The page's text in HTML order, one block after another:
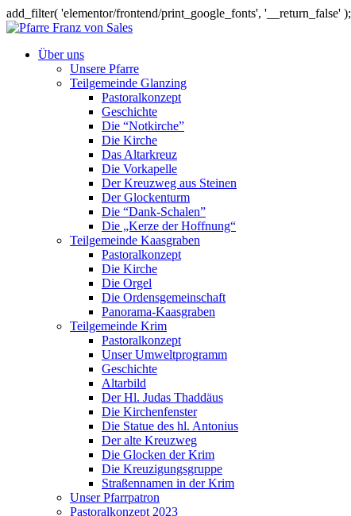
add_filter( 'elementor/frontend/print_google_fonts', '__return_false' );
Über uns
Unsere Pfarre
Teilgemeinde Glanzing
Pastoralkonzept
Geschichte
Die “Notkirche”
Die Kirche
Das Altarkreuz
Die Vorkapelle
Der Kreuzweg aus Steinen
Der Glockenturm
Die “Dank-Schalen”
Die „Kerze der Hoffnung“
Teilgemeinde Kaasgraben
Pastoralkonzept
Die Kirche
Die Orgel
Die Ordensgemeinschaft
Panorama-Kaasgraben
Teilgemeinde Krim
Pastoralkonzept
Unser Umweltprogramm
Geschichte
Altarbild
Der Hl. Judas Thaddäus
Die Kirchenfenster
Die Statue des hl. Antonius
Der alte Kreuzweg
Die Glocken der Krim
Die Kreuzigungsgruppe
Straßennamen in der Krim
Unser Pfarrpatron
Pastoralkonzept 2023